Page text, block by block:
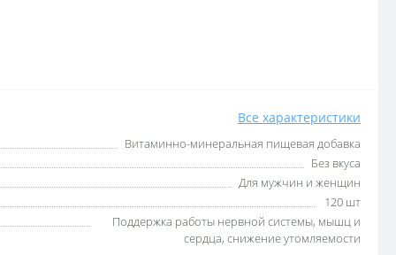
Все характеристики
Витаминно-минеральная пищевая добавка
Без вкуса
Для мужчин и женщин
120 шт
Поддержка работы нервной системы, мышц и
сердца, снижение утомляемости